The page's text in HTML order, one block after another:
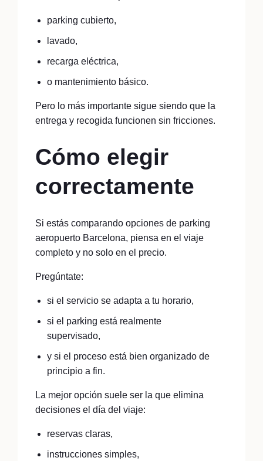
parking cubierto,
lavado,
recarga eléctrica,
o mantenimiento básico.
Pero lo más importante sigue siendo que la
entrega y recogida funcionen sin fricciones.
Cómo elegir
correctamente
Si estás comparando opciones de parking
aeropuerto Barcelona, piensa en el viaje
completo y no solo en el precio.
Pregúntate:
si el servicio se adapta a tu horario,
si el parking está realmente
supervisado,
y si el proceso está bien organizado de
principio a fin.
La mejor opción suele ser la que elimina
decisiones el día del viaje:
reservas claras,
instrucciones simples,